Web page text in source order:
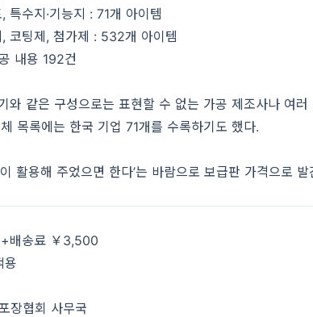
수지·기능지 : 71개 아이템
코팅제, 첨가제 : 532개 아이템
내용 192건
와 같은 구성으로는 표현할 수 없는 가공 제조사나 여
목록에는 한국 기업 71개를 수록하기도 했다.
활용해 주었으면 한다’는 바람으로 보급판 가격으로 발
배송료 ￥3,500
용
장협회 사무국